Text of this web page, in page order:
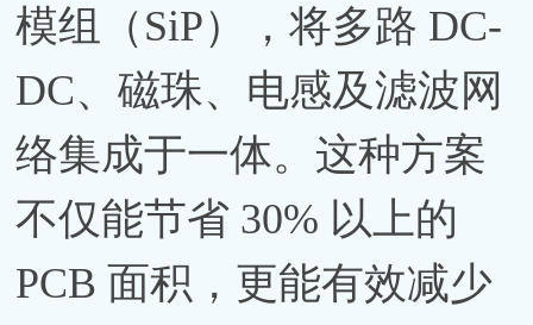
模组（SiP），将多路 DC-
DC、磁珠、电感及滤波网
络集成于一体。这种方案
不仅能节省 30% 以上的
PCB 面积，更能有效减少